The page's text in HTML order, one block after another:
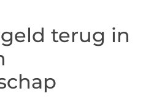
terug in